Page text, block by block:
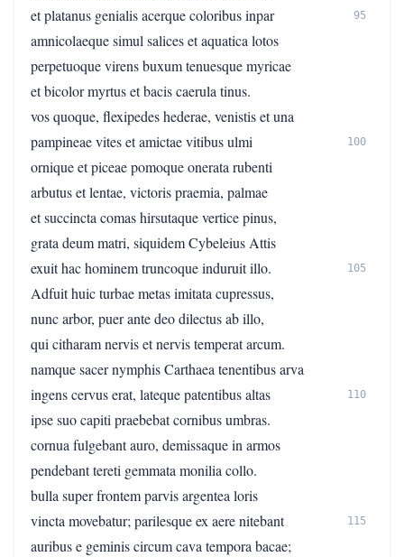
et platanus genialis acerque coloribus inpar
95
amnicolaeque simul salices et aquatica lotos
perpetuoque virens buxum tenuesque myricae
et bicolor myrtus et bacis caerula tinus.
vos quoque, flexipedes hederae, venistis et una
pampineae vites et amictae vitibus ulmi
100
ornique et piceae pomoque onerata rubenti
arbutus et lentae, victoris praemia, palmae
et succincta comas hirsutaque vertice pinus,
grata deum matri, siquidem Cybeleius Attis
exuit hac hominem truncoque induruit illo.
105
Adfuit huic turbae metas imitata cupressus,
nunc arbor, puer ante deo dilectus ab illo,
qui citharam nervis et nervis temperat arcum.
namque sacer nymphis Carthaea tenentibus arva
ingens cervus erat, lateque patentibus altas
110
ipse suo capiti praebebat cornibus umbras.
cornua fulgebant auro, demissaque in armos
pendebant tereti gemmata monilia collo.
bulla super frontem parvis argentea loris
vincta movebatur; parilesque ex aere nitebant
115
auribus e geminis circum cava tempora bacae;